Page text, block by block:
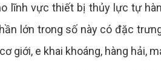
lĩnh vực thiết bị thủy lực tự
lớn trong số này có đặc
giới, e khai khoáng, hàng hải,